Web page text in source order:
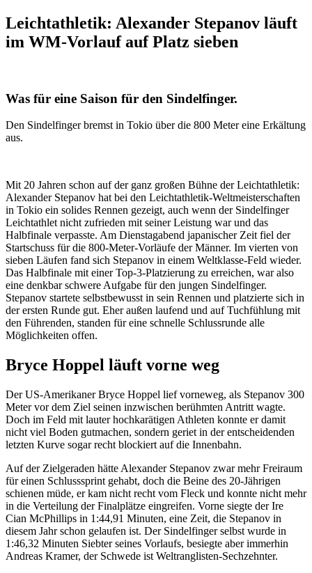
Leichtathletik: Alexander Stepanov läuft
im WM-Vorlauf auf Platz sieben
Was für eine Saison für den Sindelfinger.
Den Sindelfinger bremst in Tokio über die 800 Meter eine Erkältung
aus.
Mit 20 Jahren schon auf der ganz großen Bühne der Leichtathletik:
Alexander Stepanov hat bei den Leichtathletik-Weltmeisterschaften
in Tokio ein solides Rennen gezeigt, auch wenn der Sindelfinger
Leichtathlet nicht zufrieden mit seiner Leistung war und das
Halbfinale verpasste. Am Dienstagabend japanischer Zeit fiel der
Startschuss für die 800-Meter-Vorläufe der Männer. Im vierten von
sieben Läufen fand sich Stepanov in einem Weltklasse-Feld wieder.
Das Halbfinale mit einer Top-3-Platzierung zu erreichen, war also
eine denkbar schwere Aufgabe für den jungen Sindelfinger.
Stepanov startete selbstbewusst in sein Rennen und platzierte sich in
der ersten Runde gut. Eher außen laufend und auf Tuchfühlung mit
den Führenden, standen für eine schnelle Schlussrunde alle
Möglichkeiten offen.
Bryce Hoppel läuft vorne weg
Der US-Amerikaner Bryce Hoppel lief vorneweg, als Stepanov 300
Meter vor dem Ziel seinen inzwischen berühmten Antritt wagte.
Doch im Feld mit lauter hochkarätigen Athleten konnte er damit
nicht viel Boden gutmachen, sondern geriet in der entscheidenden
letzten Kurve sogar recht blockiert auf die Innenbahn.
Auf der Zielgeraden hätte Alexander Stepanov zwar mehr Freiraum
für einen Schlusssprint gehabt, doch die Beine des 20-Jährigen
schienen müde, er kam nicht recht vom Fleck und konnte nicht mehr
in die Verteilung der Finalplätze eingreifen. Vorne siegte der Ire
Cian McPhillips in 1:44,91 Minuten, eine Zeit, die Stepanov in
diesem Jahr schon gelaufen ist. Der Sindelfinger selbst wurde in
1:46,32 Minuten Siebter seines Vorlaufs, besiegte aber immerhin
Andreas Kramer, der Schwede ist Weltranglisten-Sechzehnter.